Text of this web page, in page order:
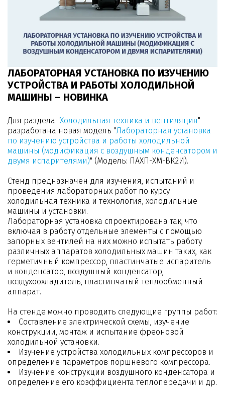
ЛАБОРАТОРНАЯ УСТАНОВКА ПО ИЗУЧЕНИЮ
УСТРОЙСТВА И РАБОТЫ ХОЛОДИЛЬНОЙ
МАШИНЫ – НОВИНКА
Для раздела "Холодильная техника и вентиляция"
разработана новая модель "Лабораторная установка
по изучению устройства и работы холодильной
машины (модификация с воздушным конденсатором и
двумя испарителями)" (Модель: ПАХП-ХМ-ВК2И).
Стенд предназначен для изучения, испытаний и
проведения лабораторных работ по курсу
холодильная техника и технология, холодильные
машины и установки.
Лабораторная установка спроектирована так, что
включая в работу отдельные элементы с помощью
запорных вентилей на них можно испытать работу
различных аппаратов холодильных машин таких, как
герметичный компрессор, пластинчатые испаритель
и конденсатор, воздушный конденсатор,
воздухоохладитель, пластинчатый теплообменный
аппарат.
На стенде можно проводить следующие группы работ:
Составление электрической схемы, изучение
конструкции, монтаж и испытание фреоновой
холодильной установки.
Изучение устройства холодильных компрессоров и
определение параметров поршневого компрессора.
Изучение конструкции воздушного конденсатора и
определение его коэффициента теплопередачи и др.